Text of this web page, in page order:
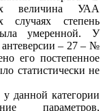
величина УАА
случаях степень
умеренной. У
антеверсии – 27 – №
его постепенное
статистически не
у данной категории
параметров,